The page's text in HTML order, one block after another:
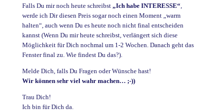
Falls Du mir noch heute schreibst „Ich habe INTERESSE“,
werde ich Dir diesen Preis sogar noch einen Moment „warm
halten“, auch wenn Du es heute noch nicht final entscheiden
kannst (Wenn Du mir heute schreibst, verlängert sich diese
Möglichkeit für Dich nochmal um 1-2 Wochen. Danach geht das
Fenster final zu. Wie findest Du das?).
Melde Dich, falls Du Fragen oder Wünsche hast!
Wir können sehr viel wahr machen… ;-))
Trau Dich!
Ich bin für Dich da.